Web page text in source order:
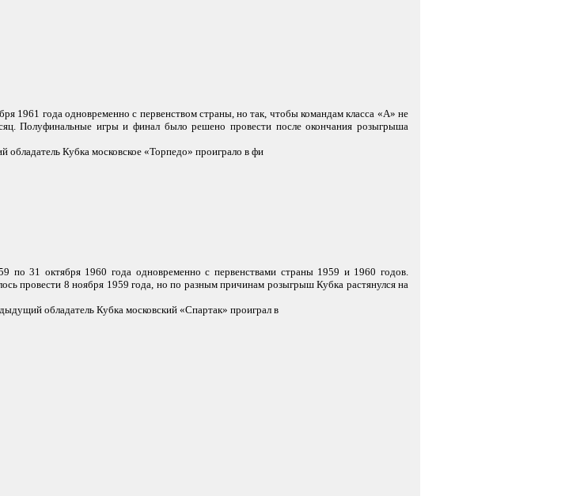
1961 года одновременно с первенством страны, но так, чтобы командам класса «А» не
Полуфинальные игры и финал было решено провести после окончания розыгрыша
обладатель Кубка московское «Торпедо» проиграло в фи
по 31 октября 1960 года одновременно с первенствами страны 1959 и 1960 годов.
провести 8 ноября 1959 года, но по разным причинам розыгрыш Кубка растянулся на
обладатель Кубка московский «Спартак» проиграл в